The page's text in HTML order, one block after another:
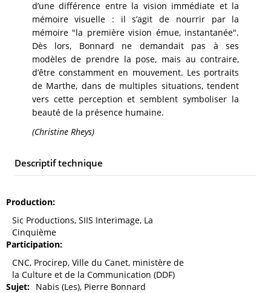
d’une différence entre la vision immédiate et la
mémoire visuelle : il s’agit de nourrir par la
mémoire "la première vision émue, instantanée".
Dès lors, Bonnard ne demandait pas à ses
modèles de prendre la pose, mais au contraire,
d’être constamment en mouvement. Les portraits
de Marthe, dans de multiples situations, tendent
vers cette perception et semblent symboliser la
beauté de la présence humaine.
(Christine Rheys)
Descriptif technique
Production
Sic Productions, SIIS Interimage, La
Cinquième
Participation
CNC, Procirep, Ville du Canet, ministère de
la Culture et de la Communication (DDF)
Sujet
Nabis (Les), Pierre Bonnard